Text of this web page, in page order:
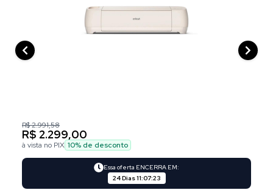
R$ 2.991,58
R$ 2.299,00
à vista no PIX 10% de desconto
Essa oferta ENCERRA EM:
24 Dias11:07:23